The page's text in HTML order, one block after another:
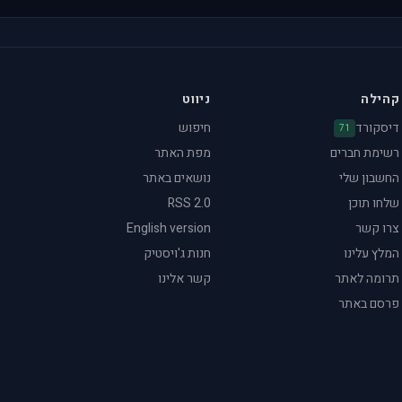
קהילה
דיסקורד
71
רשימת חברים
החשבון שלי
שלחו תוכן
צרו קשר
המלץ עלינו
תרומה לאתר
פרסם באתר
ניווט
חיפוש
מפת האתר
נושאים באתר
RSS 2.0
English version
חנות ג'ויסטיק
קשר אלינו